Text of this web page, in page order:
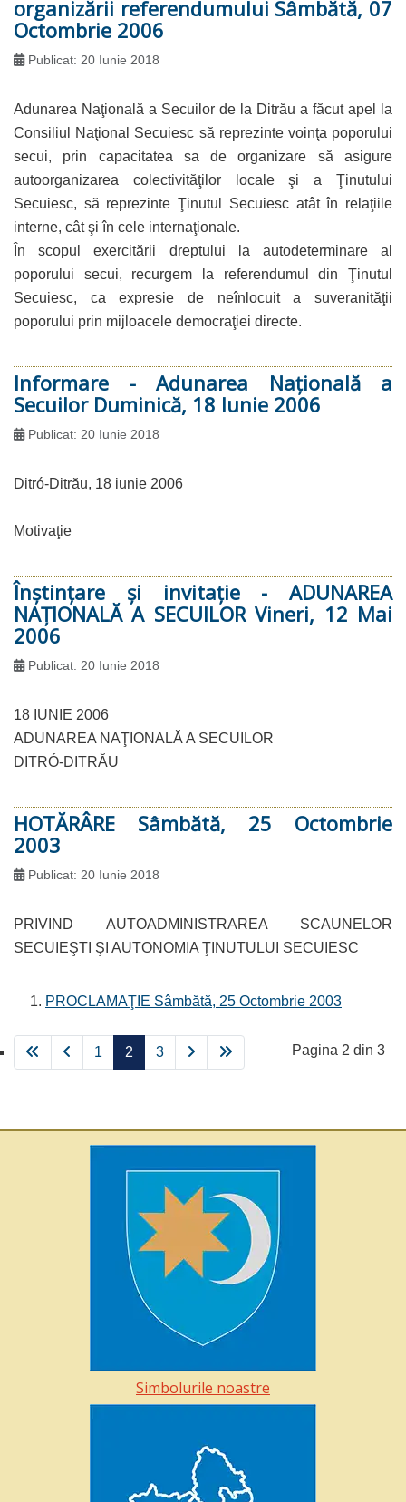
organizării referendumului Sâmbătă, 07
Octombrie 2006
Publicat: 20 Iunie 2018
Adunarea Naţională a Secuilor de la Ditrău a făcut apel la
Consiliul Naţional Secuiesc să reprezinte voinţa poporului
secui, prin capacitatea sa de organizare să asigure
autoorganizarea colectivităţilor locale şi a Ţinutului
Secuiesc, să reprezinte Ţinutul Secuiesc atât în relaţiile
interne, cât şi în cele internaţionale.
În scopul exercitării dreptului la autodeterminare al
poporului secui, recurgem la referendumul din Ţinutul
Secuiesc, ca expresie de neînlocuit a suveranităţii
poporului prin mijloacele democraţiei directe.
Informare - Adunarea Naţională a
Secuilor Duminică, 18 Iunie 2006
Publicat: 20 Iunie 2018
Ditró-Ditrău, 18 iunie 2006
Motivaţie
Înştinţare şi invitaţie - ADUNAREA
NAŢIONALĂ A SECUILOR Vineri, 12 Mai
2006
Publicat: 20 Iunie 2018
18 IUNIE 2006
ADUNAREA NAŢIONALĂ A SECUILOR
DITRÓ-DITRĂU
HOTĂRÂRE Sâmbătă, 25 Octombrie
2003
Publicat: 20 Iunie 2018
PRIVIND AUTOADMINISTRAREA SCAUNELOR
SECUIEŞTI ŞI AUTONOMIA ŢINUTULUI SECUIESC
PROCLAMAŢIE Sâmbătă, 25 Octombrie 2003
Pagina 2 din 3
1 2 3
Simbolurile noastre